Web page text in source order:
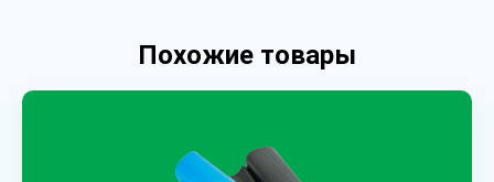
Похожие товары